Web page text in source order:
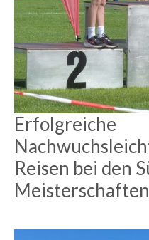
Erfolgreiche
Reisen bei den